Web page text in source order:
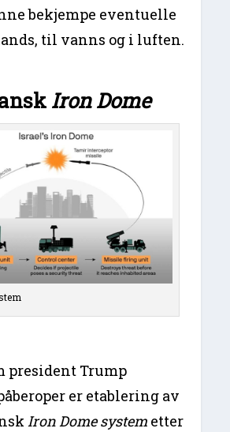
bekjempe eventuelle
til vanns og i luften.
Iron Dome
president Trump
er etablering av
Iron Dome system etter